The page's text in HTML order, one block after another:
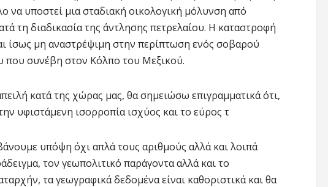
να υποστεί μια σταδιακή οικολογική μόλυνση από
τη διαδικασία της άντλησης πετρελαίου. Η καταστροφή
ίσως μη αναστρέψιμη στην περίπτωση ενός σοβαρού
που συνέβη στον Κόλπο του Μεξικού.
κατά της χώρας μας, θα σημειώσω επιγραμματικά ότι,
υφιστάμενη ισορροπία ισχύος και το εύρος τ
υπόψη όχι απλά τους αριθμούς αλλά και λοιπά
τον γεωπολιτικό παράγοντα αλλά και το
τα γεωγραφικά δεδομένα είναι καθοριστικά και θα